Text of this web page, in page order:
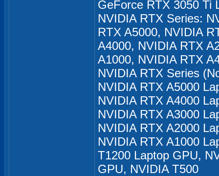
GeForce RTX 3050 Ti
NVIDIA RTX Series:
RTX A5000, NVIDIA
A4000, NVIDIA RTX
A1000, NVIDIA RTX
NVIDIA RTX Series
NVIDIA RTX A5000
NVIDIA RTX A4000
NVIDIA RTX A3000
NVIDIA RTX A2000
NVIDIA RTX A1000
T1200 Laptop GPU,
GPU, NVIDIA T500